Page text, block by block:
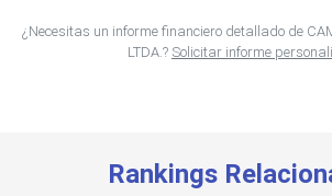
¿Necesitas un informe financiero detallado de
LTDA.? Solicitar informe
Rankings